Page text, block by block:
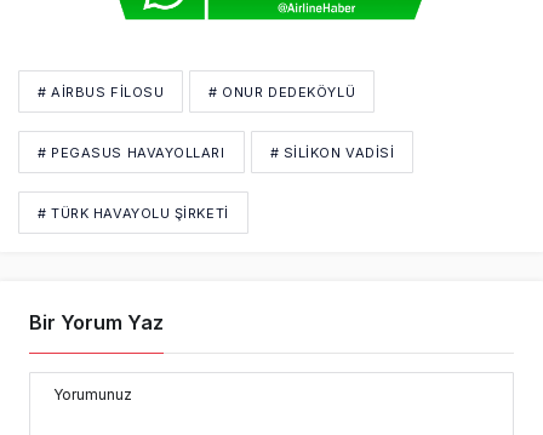
# AIRBUS FILOSU # ONUR DEDEKÖYLÜ
# PEGASUS HAVAYOLLARI # SILIKON VADISI
# TÜRK HAVAYOLU ŞIRKETI
Bir Yorum Yaz
Yorumunuz